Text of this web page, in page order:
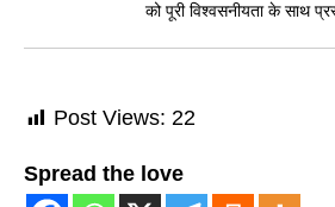
को पूरी विश्वसनीयता के साथ
Post Views: 22
Spread the love